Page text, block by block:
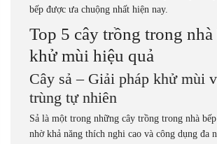
bếp được ưa chuộng nhất hiện nay.
Top 5 cây trồng trong
khử mùi hiệu quả
Cây sả – Giải pháp khử mùi
trùng tự nhiên
Sả là một trong những cây trồng trong nhà
nhờ khả năng thích nghi cao và công dụng đa